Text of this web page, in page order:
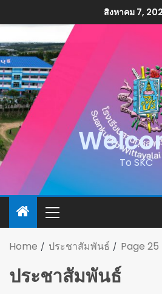
สิงหาคม 7,
To SKC
Home ประชาสัมพันธ์ Page 25
ประชาสัมพันธ์